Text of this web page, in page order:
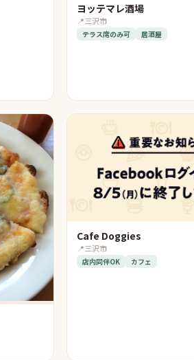
ヨッテマレ酒場
📍三沢市
テラス席のみ可 居酒屋
Cafe Doggies
📍三沢市
店内同伴OK カフェ